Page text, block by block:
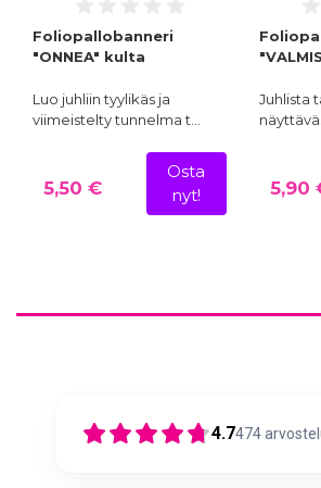
Foliopallobanneri
"ONNEA" kulta
Luo juhliin tyylikäs ja
viimeistelty tunnelma t…
5,50 €
Osta
nyt!
Juhlista
5,90
4.7474